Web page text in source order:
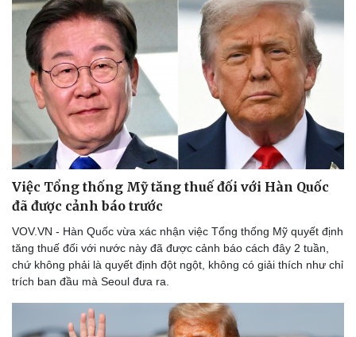
Việc Tổng thống Mỹ tăng thuế đối với Hàn Quốc
đã được cảnh báo trước
VOV.VN - Hàn Quốc vừa xác nhận việc Tổng thống Mỹ quyết định
tăng thuế đối với nước này đã được cảnh báo cách đây 2 tuần,
chứ không phải là quyết định đột ngột, không có giải thích như chỉ
trích ban đầu mà Seoul đưa ra.